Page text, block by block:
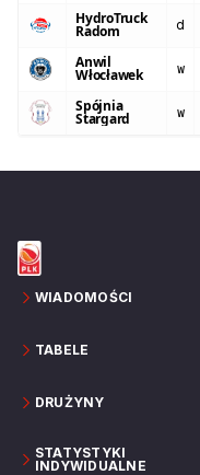
HydroTruck
Radom d
Anwil
Włocławek w
Spójnia
Stargard w
WIADOMOŚCI
TABELE
DRUŻYNY
STATYSTYKI
INDYWIDUALNE